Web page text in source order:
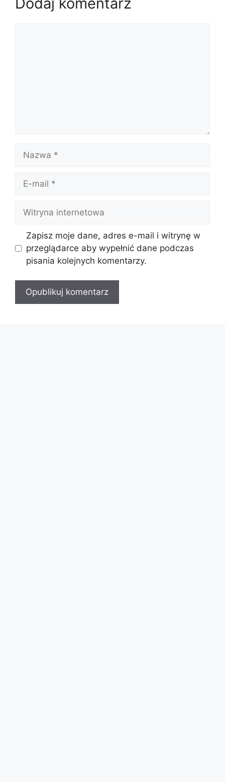
Nazwa
Witryna
internetowa
Zapisz moje dane, adres e-mail i witrynę w
przeglądarce aby wypełnić dane podczas
pisania kolejnych komentarzy.